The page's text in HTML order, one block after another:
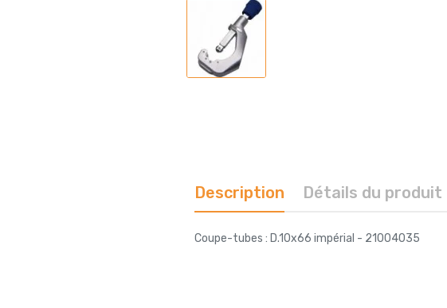
Description Détails du produit
Coupe-tubes : D.10x66 impérial - 21004035